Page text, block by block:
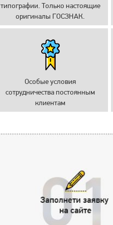
типографии. Только настоящие
оригиналы ГОСЗНАК.
Особые условия
сотрудничества постоянным
клиентам